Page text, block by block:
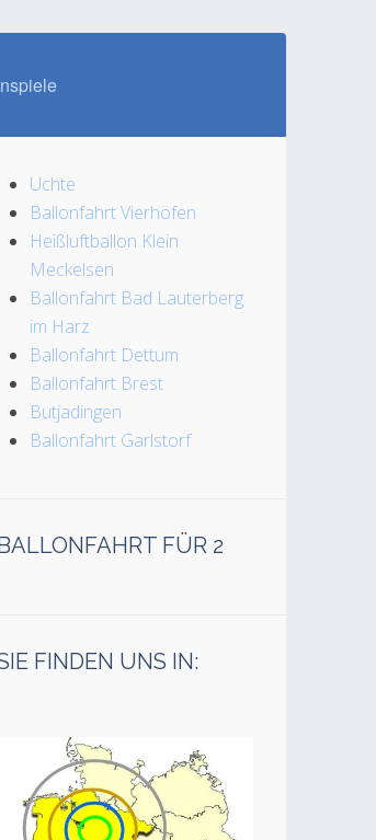
Uchte
Ballonfahrt Vierhöfen
Heißluftballon Klein
Meckelsen
Ballonfahrt Bad Lauterberg
im Harz
Ballonfahrt Dettum
Ballonfahrt Brest
Butjadingen
Ballonfahrt Garlstorf
FÜR 2
FINDEN UNS IN: